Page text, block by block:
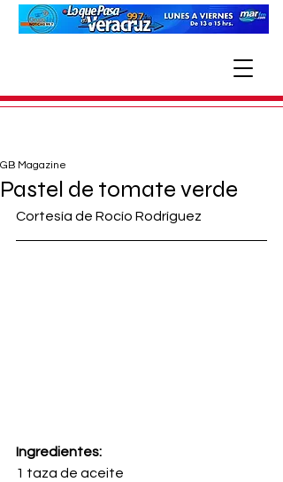
Pastel de tomate verde
GB Magazine
Cortesía de Rocío Rodríguez
Ingredientes:
1 taza de aceite